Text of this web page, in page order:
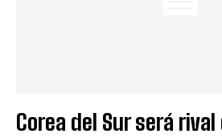
Corea del Sur será